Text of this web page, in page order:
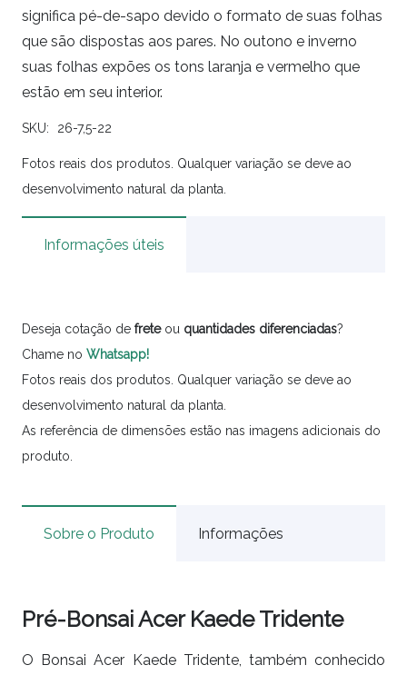
significa pé-de-sapo devido o formato de suas folhas
que são dispostas aos pares. No outono e inverno
suas folhas expões os tons laranja e vermelho que
estão em seu interior.
SKU: 26-7,5-22
Fotos reais dos produtos. Qualquer variação se deve ao
desenvolvimento natural da planta.
Informações úteis
Deseja cotação de freteou quantidades diferenciadas?
Chame no Whatsapp!
Fotos reais dos produtos. Qualquer variação se deve ao
desenvolvimento natural da planta.
As referência de dimensões estão nas imagens adicionais do
produto.
Sobre o Produto Informações
Pré-Bonsai Acer Kaede Tridente
O Bonsai Acer Kaede Tridente, também conhecido